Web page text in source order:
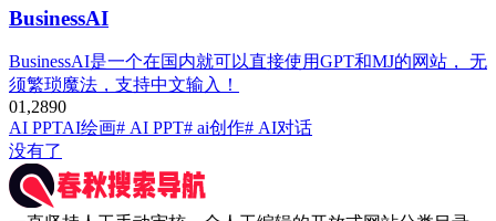
BusinessAI
BusinessAI是一个在国内就可以直接使用GPT和MJ的网站， 无
须繁琐魔法，支持中文输入！
01,2890
AI PPTAI绘画# AI PPT# ai创作# AI对话
没有了